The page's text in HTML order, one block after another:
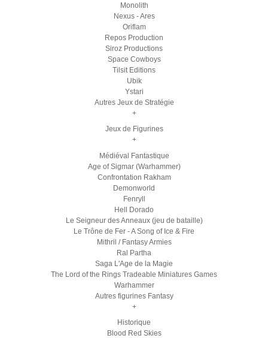
Monolith
Nexus - Ares
Oriflam
Repos Production
Siroz Productions
Space Cowboys
Tilsit Editions
Ubik
Ystari
Autres Jeux de Stratégie
+
Jeux de Figurines
+
Médiéval Fantastique
Age of Sigmar (Warhammer)
Confrontation Rakham
Demonworld
Fenryll
Hell Dorado
Le Seigneur des Anneaux (jeu de bataille)
Le Trône de Fer - A Song of Ice & Fire
Mithril / Fantasy Armies
Ral Partha
Saga L'Age de la Magie
The Lord of the Rings Tradeable Miniatures Games
Warhammer
Autres figurines Fantasy
+
Historique
Blood Red Skies